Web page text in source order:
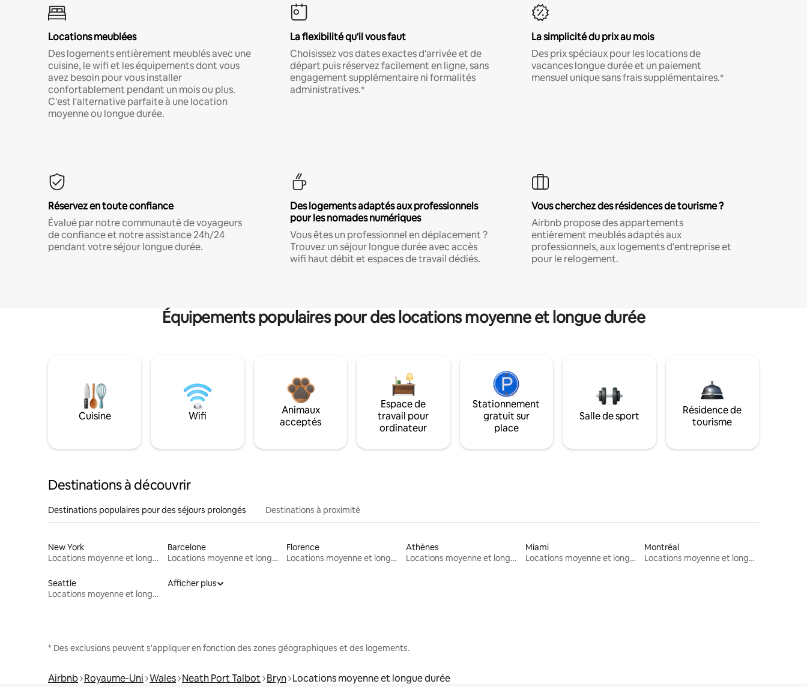
Locations meublées
Des logements entièrement meublés avec une
cuisine, le wifi et les équipements dont vous
avez besoin pour vous installer
confortablement pendant un mois ou plus.
C'est l'alternative parfaite à une location
moyenne ou longue durée.
La flexibilité qu'il vous faut
Choisissez vos dates exactes d'arrivée et de
départ puis réservez facilement en ligne, sans
engagement supplémentaire ni formalités
administratives.*
La simplicité du prix au mois
Des prix spéciaux pour les locations de
vacances longue durée et un paiement
mensuel unique sans frais supplémentaires.*
Réservez en toute confiance
Évalué par notre communauté de voyageurs
de confiance et notre assistance 24h/24
pendant votre séjour longue durée.
Des logements adaptés aux professionnels
pour les nomades numériques
Vous êtes un professionnel en déplacement ?
Trouvez un séjour longue durée avec accès
wifi haut débit et espaces de travail dédiés.
Vous cherchez des résidences de tourisme ?
Airbnb propose des appartements
entièrement meublés adaptés aux
professionnels, aux logements d'entreprise et
pour le relogement.
Équipements populaires pour des locations moyenne et longue durée
Cuisine Wifi
Animaux
acceptés
Espace de
travail pour
ordinateur
Stationnement
gratuit sur
place
Salle de sport
Résidence de
tourisme
Destinations à découvrir
Destinations populaires pour des séjours prolongés Destinations à proximité
New York
Locations moyenne et longue durée
Barcelone
Locations moyenne et longue durée
Florence
Locations moyenne et longue durée
Athènes
Locations moyenne et longue durée
Miami
Locations moyenne et longue durée
Montréal
Locations moyenne et longue durée
Seattle
Locations moyenne et longue durée
Afficher plus
* Des exclusions peuvent s'appliquer en fonction des zones géographiques et des logements.
Airbnb Royaume-Uni Wales Neath Port Talbot Bryn Locations moyenne et longue durée